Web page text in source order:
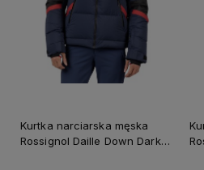
Kurtka narciarska męska
Rossignol Daille Down Dark